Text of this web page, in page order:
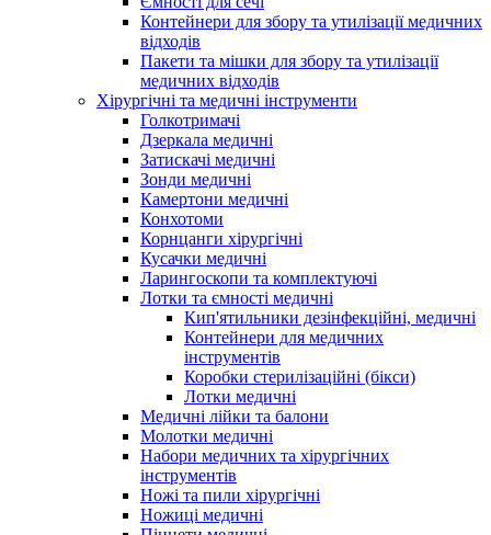
Контейнери для збору та утилізації медичних
відходів
Пакети та мішки для збору та утилізації
медичних відходів
Хірургічні та медичні інструменти
Голкотримачі
Дзеркала медичні
Затискачі медичні
Зонди медичні
Камертони медичні
Конхотоми
Корнцанги хірургічні
Кусачки медичні
Ларингоскопи та комплектуючі
Лотки та ємності медичні
Кип'ятильники дезінфекційні, медичні
Контейнери для медичних
інструментів
Коробки стерилізаційні (бікси)
Лотки медичні
Медичні лійки та балони
Молотки медичні
Набори медичних та хірургічних
інструментів
Ножі та пили хірургічні
Ножиці медичні